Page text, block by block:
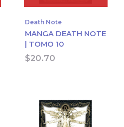
Death Note
MANGA DEATH NOTE
| TOMO 10
$20.70